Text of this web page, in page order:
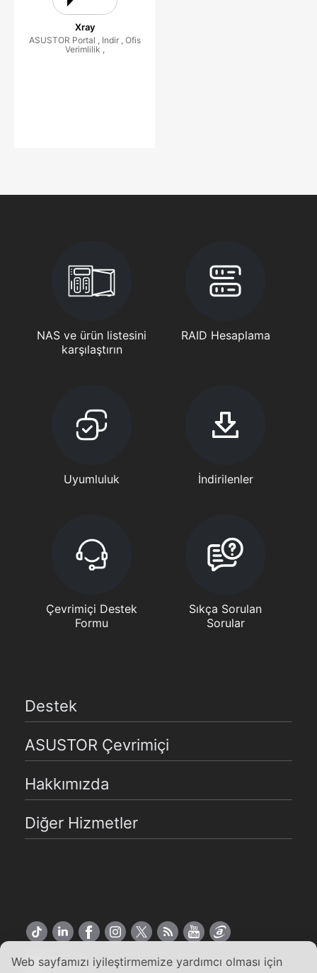
Web sayfamızı iyileştirmemize yardımcı olması için
Xray
ASUSTOR Portal , Indir , Ofis
Verimlilik ,
NAS ve ürün listesini
karşılaştırın
RAID Hesaplama
Uyumluluk İndirilenler
Çevrimiçi Destek
Formu
Sıkça Sorulan
Sorular
Destek
ASUSTOR Çevrimiçi
Hakkımızda
Diğer Hizmetler
Türkçe